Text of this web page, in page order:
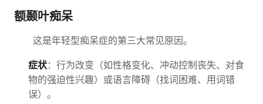
额颞叶痴呆
这是年轻型痴呆症的第三大常见原因。
症状：行为改变（如性格变化、冲动控制丧失、对食
物的强迫性兴趣）或语言障碍（找词困难、用词错
误）。